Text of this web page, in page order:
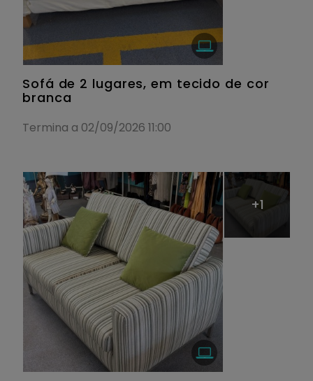
Sofá de 2 lugares, em tecido de cor
branca
Termina a 02/09/2026 11:00
+1